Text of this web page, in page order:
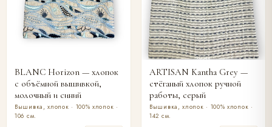
BLANC Horizon — хлопок
с объёмной вышивкой,
молочный и синий
Вышивка, хлопок · 100% хлопок ·
106 см.
ARTISAN Kantha Grey —
стёганый хлопок ручной
работы, серый
Вышивка, хлопок · 100% хлопок ·
142 см.